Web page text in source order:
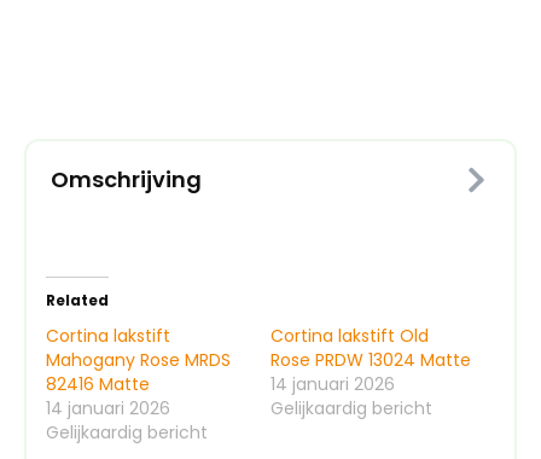
Omschrijving
Related
Cortina lakstift
Mahogany Rose MRDS
82416 Matte
14 januari 2026
Gelijkaardig bericht
Cortina lakstift Old
Rose PRDW 13024 Matte
14 januari 2026
Gelijkaardig bericht